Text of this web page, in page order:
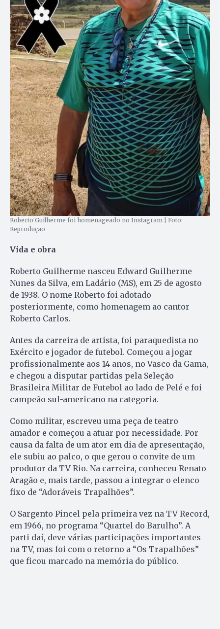
Roberto Guilherme foi homenageado no Instagram | Foto:
Reprodução
Vida e obra
Roberto Guilherme nasceu Edward Guilherme
Nunes da Silva, em Ladário (MS), em 25 de agosto
de 1938. O nome Roberto foi adotado
posteriormente, como homenagem ao cantor
Roberto Carlos.
Antes da carreira de artista, foi paraquedista no
Exército e jogador de futebol. Começou a jogar
profissionalmente aos 14 anos, no Vasco da Gama,
e chegou a disputar partidas pela Seleção
Brasileira Militar de Futebol ao lado de Pelé e foi
campeão sul-americano na categoria.
Como militar, escreveu uma peça de teatro
amador e começou a atuar por necessidade. Por
causa da falta de um ator em dia de apresentação,
ele subiu ao palco, o que gerou o convite de um
produtor da TV Rio. Na carreira, conheceu Renato
Aragão e, mais tarde, passou a integrar o elenco
fixo de “Adoráveis Trapalhões”.
O Sargento Pincel pela primeira vez na TV Record,
em 1966, no programa “Quartel do Barulho”. A
parti daí, deve várias participações importantes
na TV, mas foi com o retorno a “Os Trapalhões”
que ficou marcado na memória do público.